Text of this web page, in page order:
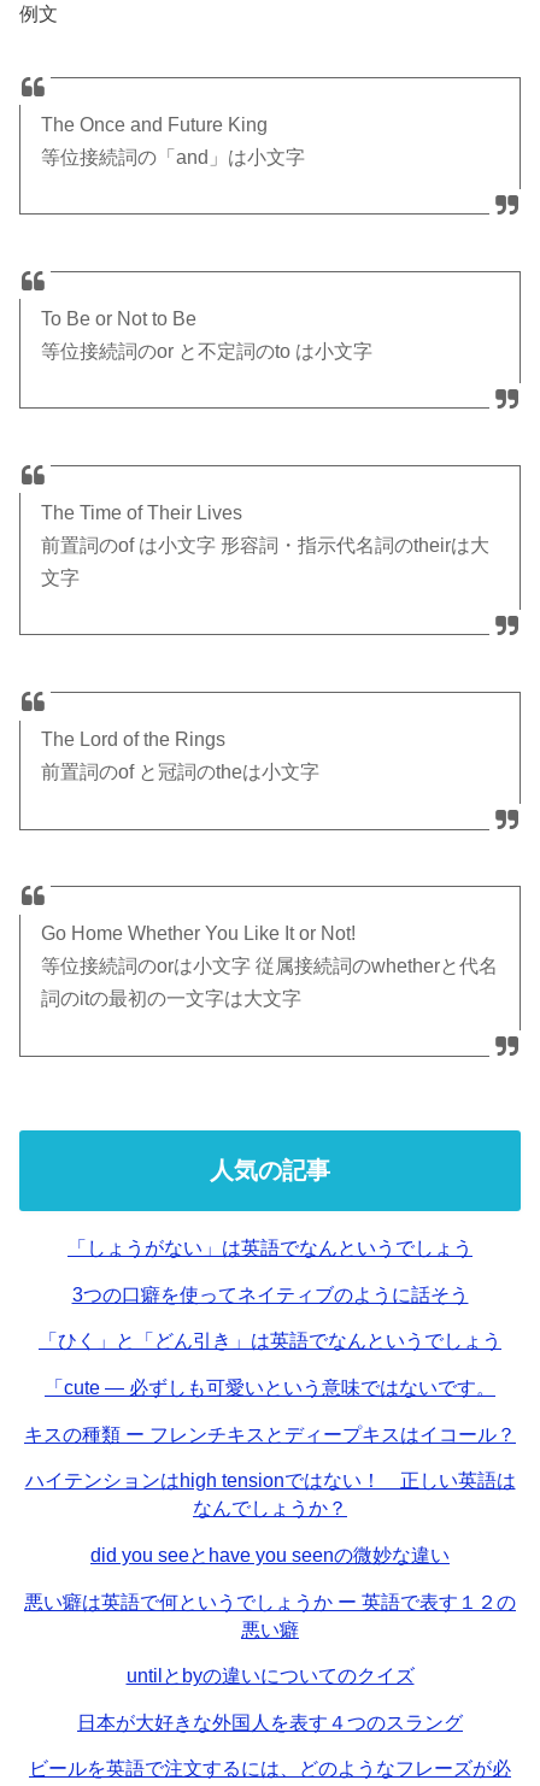
例文
The Once and Future King
等位接続詞の「and」は小文字
To Be or Not to Be
等位接続詞のor と不定詞のto は小文字
The Time of Their Lives
前置詞のof は小文字 形容詞・指示代名詞のtheirは大
文字
The Lord of the Rings
前置詞のof と冠詞のtheは小文字
Go Home Whether You Like It or Not!
等位接続詞のorは小文字 従属接続詞のwhetherと代名
詞のitの最初の一文字は大文字
人気の記事
「しょうがない」は英語でなんというでしょう
3つの口癖を使ってネイティブのように話そう
「ひく」と「どん引き」は英語でなんというでしょう
「cute — 必ずしも可愛いという意味ではないです。
キスの種類 ー フレンチキスとディープキスはイコール？
ハイテンションはhigh tensionではない！ 正しい英語は
なんでしょうか？
did you seeとhave you seenの微妙な違い
悪い癖は英語で何というでしょうか ー 英語で表す１２の
悪い癖
untilとbyの違いについてのクイズ
日本が大好きな外国人を表す４つのスラング
ビールを英語で注文するには、どのようなフレーズが必